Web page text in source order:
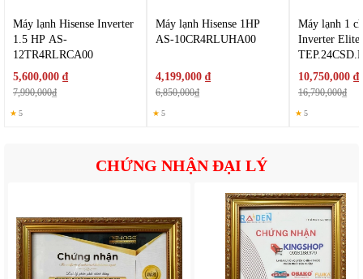
Máy lạnh gắn tường này được trang bị màng lọc Nano Platinum
giúp loại bỏ vi khuẩn, nấm mốc và vi rút có thể gây hại trong
không khí, bảo vệ sức khỏe người dùng hiệu quả.
Máy lạnh Hisense Inverter
1.5 HP AS-
12TR4RLRCA00
5,600,000 ₫
7,990,000₫
★ 5
Máy lạnh Hisense 1HP
AS-10CR4RLUHA00
4,199,000 ₫
6,850,000₫
★ 5
Máy lạnh 1
Inverter Elite
10,750,000 ₫
16,790,000₫
★ 5
CHỨNG NHẬN ĐẠI LÝ